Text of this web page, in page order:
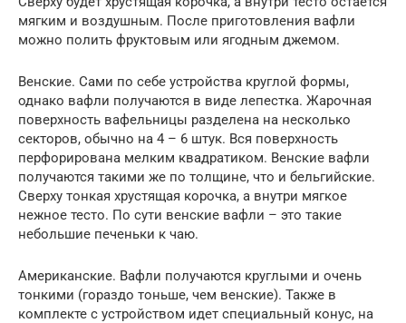
мягким и воздушным. После приготовления вафли
можно полить фруктовым или ягодным джемом.
Венские. Сами по себе устройства круглой формы,
однако вафли получаются в виде лепестка. Жарочная
поверхность вафельницы разделена на несколько
секторов, обычно на 4 – 6 штук. Вся поверхность
перфорирована мелким квадратиком. Венские вафли
получаются такими же по толщине, что и бельгийские.
Сверху тонкая хрустящая корочка, а внутри мягкое
нежное тесто. По сути венские вафли – это такие
небольшие печеньки к чаю.
Американские. Вафли получаются круглыми и очень
тонкими (гораздо тоньше, чем венские). Также в
комплекте с устройством идет специальный конус, на